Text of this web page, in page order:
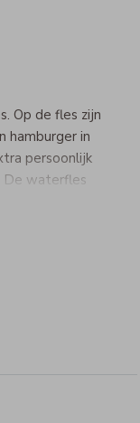
Op de fles zijn
hamburger in
persoonlijk
De waterfles
in onze